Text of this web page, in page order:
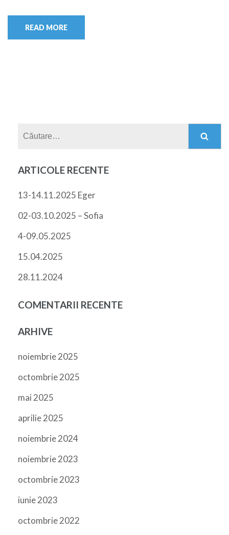
READ MORE
ARTICOLE RECENTE
13-14.11.2025 Eger
02-03.10.2025 – Sofia
4-09.05.2025
15.04.2025
28.11.2024
COMENTARII RECENTE
ARHIVE
noiembrie 2025
octombrie 2025
mai 2025
aprilie 2025
noiembrie 2024
noiembrie 2023
octombrie 2023
iunie 2023
octombrie 2022